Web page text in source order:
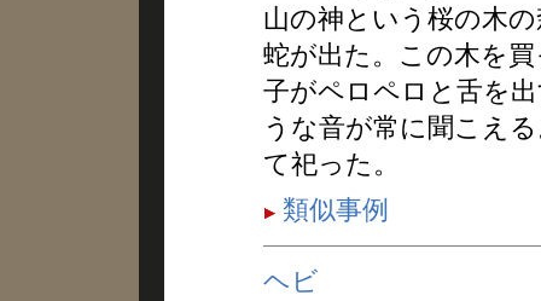
山の神という桜の木
蛇が出た。この木を
子がペロペロと舌を
うな音が常に聞こえ
て祀った。
類似事例
ヘビ